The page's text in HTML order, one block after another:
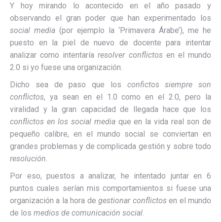
Y hoy mirando lo acontecido en el año pasado y
observando el gran poder que han experimentado los
social media (por ejemplo la ‘Primavera Árabe’), me he
puesto en la piel de nuevo de docente para intentar
analizar como intentaríaresolver conflictosen el mundo
2.0 si yo fuese una organización.
Dicho sea de paso que los confictos siempre son
conflictos, ya sean en el 1.0 como en el 2.0, pero la
viralidad y la gran capacidad de llegada hace que los
conflictos en los social mediaque en la vida real son de
pequeño calibre, en el mundo social se conviertan en
grandes problemas y de complicada gestión y sobre todo
resolución.
Por eso, puestos a analizar, he intentado juntar en 6
puntos cuales serían mis comportamientos si fuese una
organización a la hora degestionar conflictosen el mundo
de los medios de comunicación social